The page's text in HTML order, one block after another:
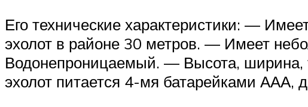
Его технические характеристики: —
эхолот в районе 30 метров. — Имеет
Водонепроницаемый. — Высота,
эхолот питается 4-мя батарейками ААА,